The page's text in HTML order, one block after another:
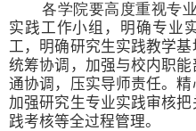
各学院要高度重视专
实践工作小组，明确专业
工，明确研究生实践教学基
统筹协调，加强与校内职能
通协调，压实导师责任。精
加强研究生专业实践审核把
践考核等全过程管理。